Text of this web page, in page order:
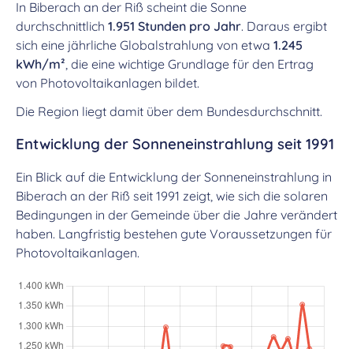
In Biberach an der Riß scheint die Sonne
durchschnittlich 1.951 Stunden pro Jahr. Daraus ergibt
sich eine jährliche Globalstrahlung von etwa 1.245
kWh/m², die eine wichtige Grundlage für den Ertrag
von Photovoltaikanlagen bildet.
Die Region liegt damit über dem Bundesdurchschnitt.
Entwicklung der Sonneneinstrahlung seit 1991
Ein Blick auf die Entwicklung der Sonneneinstrahlung in
Biberach an der Riß seit 1991 zeigt, wie sich die solaren
Bedingungen in der Gemeinde über die Jahre verändert
haben. Langfristig bestehen gute Voraussetzungen für
Photovoltaikanlagen.